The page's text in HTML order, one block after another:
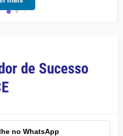
de Sucesso
no WhatsApp